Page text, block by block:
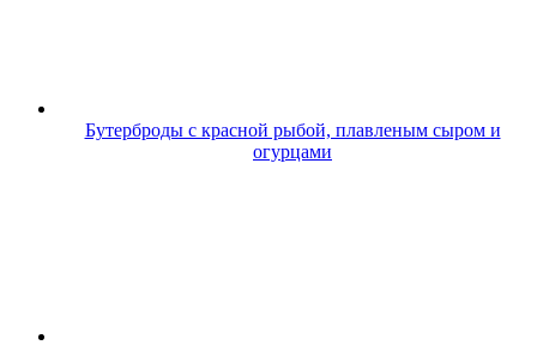
Бутерброды с красной рыбой, плавленым сыром и
огурцами